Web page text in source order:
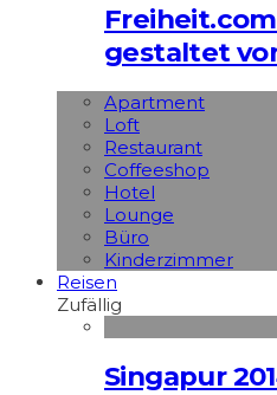
gestaltet
Apart­ment
Loft
Restaurant
Coffeeshop
Hotel
Lounge
Büro
Kinderzimmer
Reisen
Zufällig
Singapur